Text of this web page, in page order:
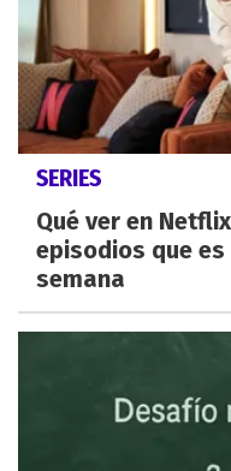
SERIES
Qué ver en
episodios que
semana